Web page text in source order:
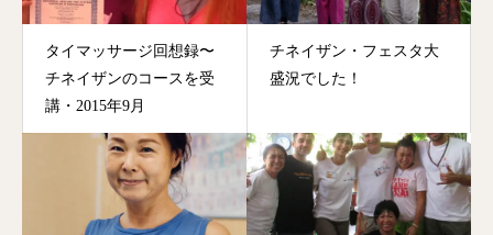
タイマッサージ回想録〜
チネイザンのコースを受
講・2015年9月
チネイザン・フェスタ大
盛況でした！